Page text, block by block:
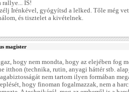
rallye... IS!
Irénkével, gyógyítsd a lelked. Tőle még
és tisztelet a kivételnek.
magister
hogy nem mondta, hogy az elejében fog
itthon (technika, rutin, anyagi háttér stb.
nem tartom ilyen formában
hogy finoman fogalmazzak, nem a